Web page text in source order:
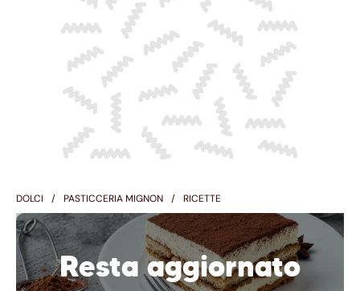
DOLCI PASTICCERIA MIGNON RICETTE
Resta aggiornato